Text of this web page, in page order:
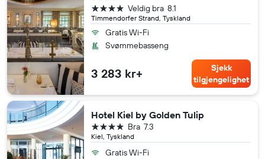
Timmendorfer Strand, Tyskland
8.1
Veldig bra
4 stjerner
Gratis Wi-Fi
Svømmebasseng
3 283 kr+
Sjekk
tilgjengelighet
Hotel Kiel by Golden Tulip
Kiel, Tyskland
7.3
Bra
4 stjerner
Gratis Wi-Fi